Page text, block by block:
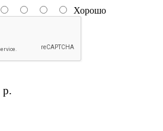
Хорошо
р.